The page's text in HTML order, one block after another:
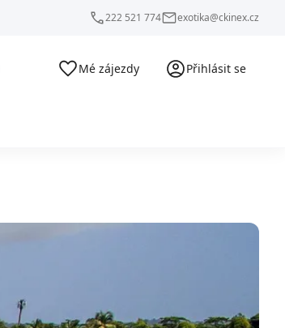
222 521 774 exotika@ckinex.cz
Mé zájezdy Přihlásit se